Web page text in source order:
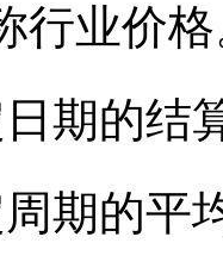
行业价
期的结
期的平